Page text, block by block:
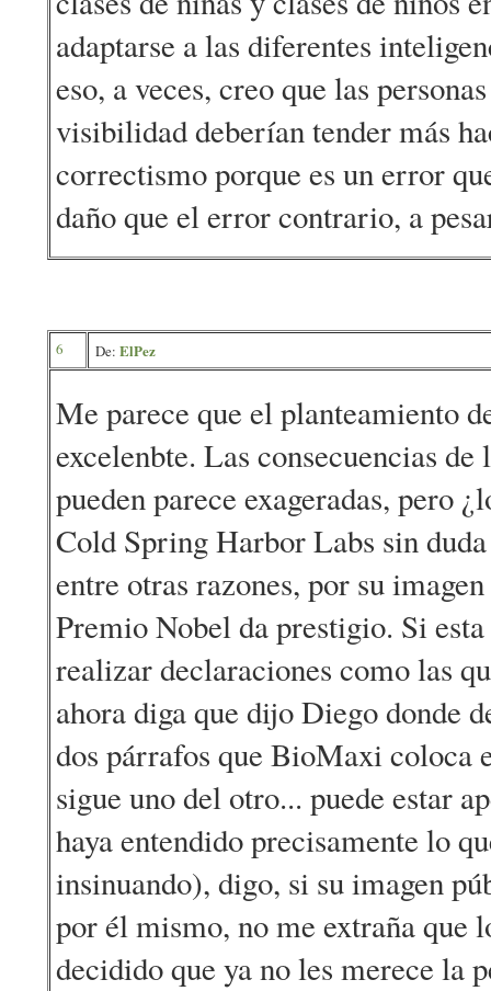
adaptarse a las diferentes
eso, a veces, creo que las
visibilidad deberían tender más
correctismo porque es un error
daño que el error contrario, a
6 De: ElPez
Me parece que el planteamiento
excelenbte. Las consecuencias de
pueden parece exageradas, pero
Cold Spring Harbor Labs sin
entre otras razones, por su
Premio Nobel da prestigio. Si
realizar declaraciones como las
ahora diga que dijo Diego donde
dos párrafos que BioMaxi coloca
sigue uno del otro... puede estar
haya entendido precisamente lo
insinuando), digo, si su imagen
por él mismo, no me extraña que
decidido que ya no les merece la